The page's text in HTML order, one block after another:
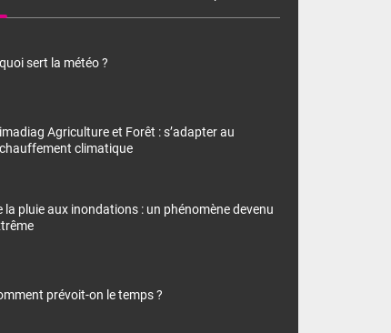
sert la météo ?
Agriculture et Forêt : s’adapter au
climatique
la pluie aux inondations : un phénomène devenu
prévoit-on le temps ?